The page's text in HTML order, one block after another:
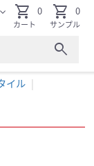
search
expand_more shopping_cart
カート
0 shopping_cart
サンプル
0
イル